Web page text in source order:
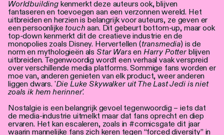
Worldbuildingkenmerkt deze auteurs ook, blijven
fantaseren en toevoegen aan een verzonnen wereld. Het
uitbreiden en herzien is belangrijk voor auteurs, ze geven er
een persoonlijke touch aan. Dit gebeurt bottom-up, maar ook
top-down kenmerkt dit de creatieve industrie en de
monopolies zoals Disney. Hervertellen (transmedia) is de
norm en mythologieën als Star Wars en Harry Potter blijven
uitbreiden. Tegenwoordig wordt een verhaal vaak verspreid
over verschillende media platforms. Sommige fans worden er
moe van, anderen genieten van elk product, weer anderen
liggen dwars. 'Die Luke Skywalker uit The Last Jedi is niet
zoals ik hem herinner.'
Nostalgie is een belangrijk gevoel tegenwoordig – iets dat
de media-industrie uitmelkt maar dat fans oprecht en diep
ervaren. Het kan escaleren, zoals in #comicsgate dit jaar
waarin mannelijke fans zich keren tegen “forced diversity” in